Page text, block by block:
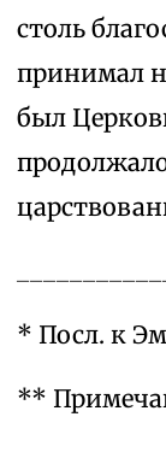
столь
принимал
был
* Посл. к
**